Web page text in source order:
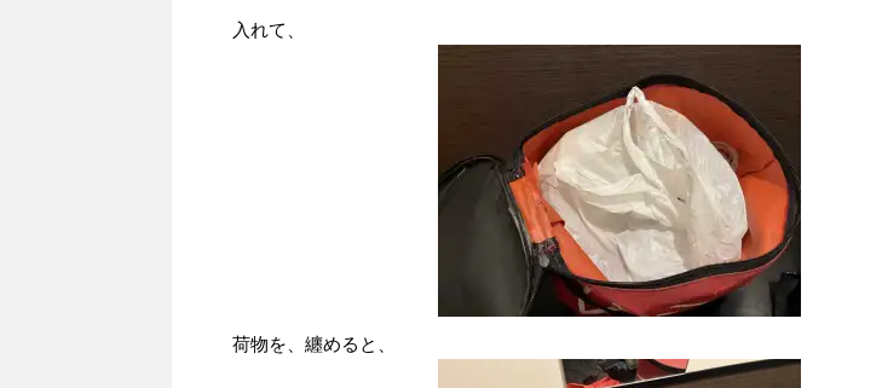
入れて、
荷物を、纏めると、